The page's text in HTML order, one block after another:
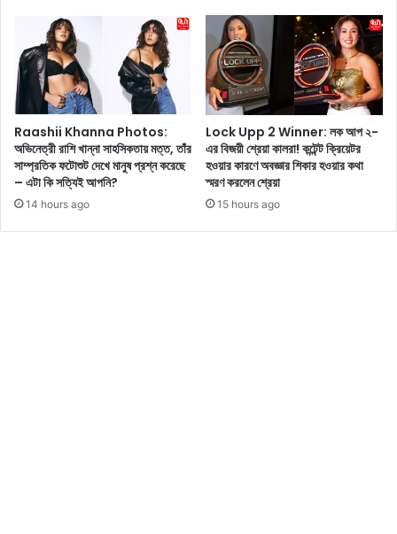
ম্প
র্কে
অ
নু
প্রে
র
ণা
মূ
ল
যা
ত্রা
Raashii Khanna Photos:
অভিনেত্রী রাশি খান্না সাহসিকতায় মত্ত, তাঁর
সাম্প্রতিক ফটোশুট দেখে মানুষ প্রশ্ন করেছে
– এটা কি সত্যিই আপনি?
14 hours ago
Lock Upp 2 Winner: লক আপ ২-
এর বিজয়ী শ্রেয়া কালরা! কন্টেন্ট ক্রিয়েটর
হওয়ার কারণে অবজ্ঞার শিকার হওয়ার কথা
স্মরণ করলেন শ্রেয়া
15 hours ago